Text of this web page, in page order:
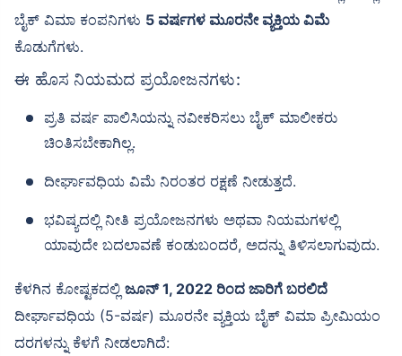
ಬೈಕ್ ವಿಮಾ ಕಂಪನಿಗಳು 5 ವರ್ಷಗಳ ಮೂರನೇ ವ್ಯಕ್ತಿಯ ವಿಮೆ
ಕೊಡುಗೆಗಳು.
ಈ ಹೊಸ ನಿಯಮದ ಪ್ರಯೋಜನಗಳು:
ಪ್ರತಿ ವರ್ಷ ಪಾಲಿಸಿಯನ್ನು ನವೀಕರಿಸಲು ಬೈಕ್ ಮಾಲೀಕರು
ಚಿಂತಿಸಬೇಕಾಗಿಲ್ಲ.
ದೀರ್ಘಾವಧಿಯ ವಿಮೆ ನಿರಂತರ ರಕ್ಷಣೆ ನೀಡುತ್ತದೆ.
ಭವಿಷ್ಯದಲ್ಲಿ ನೀತಿ ಪ್ರಯೋಜನಗಳು ಅಥವಾ ನಿಯಮಗಳಲ್ಲಿ
ಯಾವುದೇ ಬದಲಾವಣೆ ಕಂಡುಬಂದರೆ, ಅದನ್ನು ತಿಳಿಸಲಾಗುವುದು.
ಕೆಳಗಿನ ಕೋಷ್ಟಕದಲ್ಲಿ ಜೂನ್ 1, 2022 ರಿಂದ ಜಾರಿಗೆ ಬರಲಿದೆ
ದೀರ್ಘಾವಧಿಯ (5-ವರ್ಷ) ಮೂರನೇ ವ್ಯಕ್ತಿಯ ಬೈಕ್ ವಿಮಾ ಪ್ರೀಮಿಯಂ
ದರಗಳನ್ನು ಕೆಳಗೆ ನೀಡಲಾಗಿದೆ: